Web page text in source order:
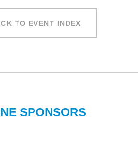
TO EVENT INDEX
SPONSORS